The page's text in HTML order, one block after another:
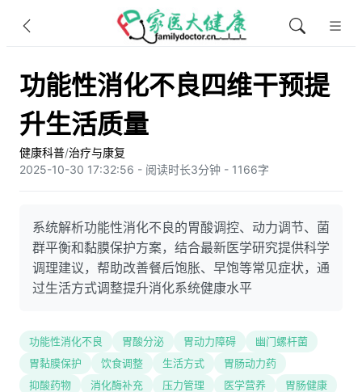
功能性消化不良四维干预提
升生活质量
健康科普/治疗与康复
2025-10-30 17:32:56 - 阅读时长3分钟 - 1166字
系统解析功能性消化不良的胃酸调控、动力调节、菌
群平衡和黏膜保护方案，结合最新医学研究提供科学
调理建议，帮助改善餐后饱胀、早饱等常见症状，通
过生活方式调整提升消化系统健康水平
功能性消化不良 胃酸分泌 胃动力障碍
幽门螺杆菌
胃黏膜保护
饮食调整 生活方式
胃肠动力药
抑酸药物
消化酶补充 压力管理 医学营养
胃肠健康